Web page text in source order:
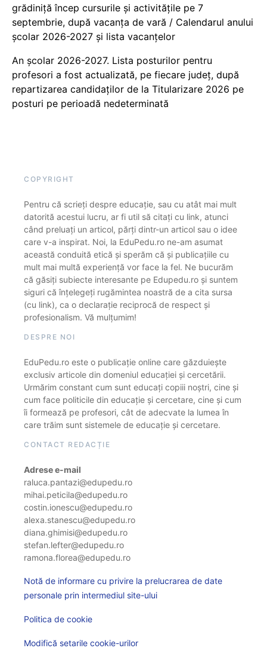
grădiniță încep cursurile și activitățile pe 7
septembrie, după vacanța de vară / Calendarul anului
școlar 2026-2027 și lista vacanțelor
An școlar 2026-2027. Lista posturilor pentru
profesori a fost actualizată, pe fiecare județ, după
repartizarea candidaților de la Titularizare 2026 pe
posturi pe perioadă nedeterminată
COPYRIGHT
Pentru că scrieți despre educație, sau cu atât mai mult
datorită acestui lucru, ar fi util să citați cu link, atunci
când preluați un articol, părți dintr-un articol sau o idee
care v-a inspirat. Noi, la EduPedu.ro ne-am asumat
această conduită etică și sperăm că și publicațiile cu
mult mai multă experiență vor face la fel. Ne bucurăm
că găsiți subiecte interesante pe Edupedu.ro și suntem
siguri că înțelegeți rugămintea noastră de a cita sursa
(cu link), ca o declarație reciprocă de respect și
profesionalism. Vă mulțumim!
DESPRE NOI
EduPedu.ro este o publicație online care găzduiește
exclusiv articole din domeniul educației și cercetării.
Urmărim constant cum sunt educați copiii noștri, cine și
cum face politicile din educație și cercetare, cine și cum
îi formează pe profesori, cât de adecvate la lumea în
care trăim sunt sistemele de educație și cercetare.
CONTACT REDACȚIE
Adrese e-mail
raluca.pantazi@edupedu.ro
mihai.peticila@edupedu.ro
costin.ionescu@edupedu.ro
alexa.stanescu@edupedu.ro
diana.ghimisi@edupedu.ro
stefan.lefter@edupedu.ro
ramona.florea@edupedu.ro
Notă de informare cu privire la prelucrarea de date
personale prin intermediul site-ului
Politica de cookie
Modifică setarile cookie-urilor